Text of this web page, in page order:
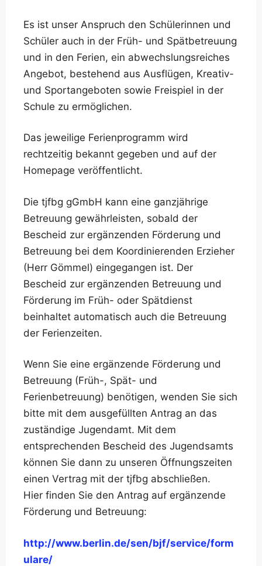
Es ist unser Anspruch den Schülerinnen und
Schüler auch in der Früh- und Spätbetreuung
und in den Ferien, ein abwechslungsreiches
Angebot, bestehend aus Ausflügen, Kreativ-
und Sportangeboten sowie Freispiel in der
Schule zu ermöglichen.
Das jeweilige Ferienprogramm wird
rechtzeitig bekannt gegeben und auf der
Homepage veröffentlicht.
Die tjfbg gGmbH kann eine ganzjährige
Betreuung gewährleisten, sobald der
Bescheid zur ergänzenden Förderung und
Betreuung bei dem Koordinierenden Erzieher
(Herr Gömmel) eingegangen ist. Der
Bescheid zur ergänzenden Betreuung und
Förderung im Früh- oder Spätdienst
beinhaltet automatisch auch die Betreuung
der Ferienzeiten.
Wenn Sie eine ergänzende Förderung und
Betreuung (Früh-, Spät- und
Ferienbetreuung) benötigen, wenden Sie sich
bitte mit dem ausgefüllten Antrag an das
zuständige Jugendamt. Mit dem
entsprechenden Bescheid des Jugendsamts
können Sie dann zu unseren Öffnungszeiten
einen Vertrag mit der tjfbg abschließen.
Hier finden Sie den Antrag auf ergänzende
Förderung und Betreuung:
http://www.berlin.de/sen/bjf/service/form
ulare/